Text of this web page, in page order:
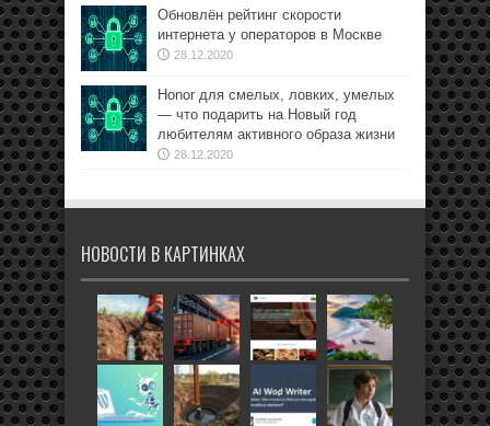
Обновлён рейтинг скорости
интернета у операторов в Москве
28.12.2020
Honor для смелых, ловких, умелых
— что подарить на Новый год
любителям активного образа жизни
28.12.2020
НОВОСТИ В КАРТИНКАХ